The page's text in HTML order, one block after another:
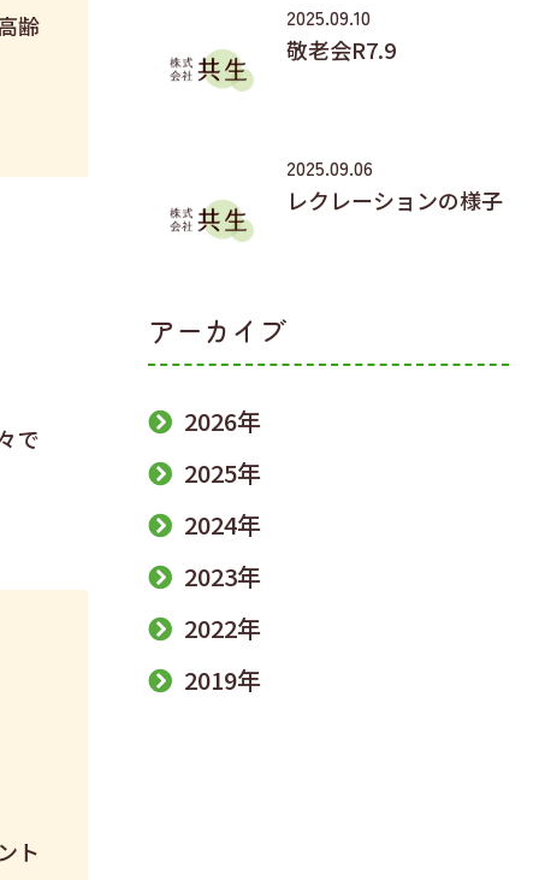
齢
で
ト
2025.09.10
敬老会R7.9
2025.09.06
レクレーションの様子
アーカイブ
2026年
2025年
2024年
2023年
2022年
2019年